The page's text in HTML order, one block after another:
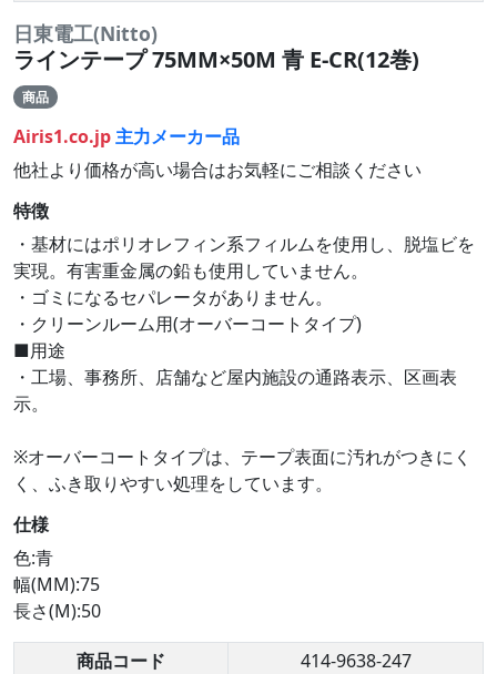
日東電工(Nitto)
ラインテープ 75MM×50M 青 E-CR(12巻)
商品
Airis1.co.jp主力メーカー品
他社より価格が高い場合はお気軽にご相談ください
特徴
・基材にはポリオレフィン系フィルムを使用し、脱塩ビを
実現。有害重金属の鉛も使用していません。
・ゴミになるセパレータがありません。
・クリーンルーム用(オーバーコートタイプ)
■用途
・工場、事務所、店舗など屋内施設の通路表示、区画表
示。
※オーバーコートタイプは、テープ表面に汚れがつきにく
く、ふき取りやすい処理をしています。
仕様
色:青
幅(MM):75
長さ(M):50
商品コード
414-9638-247